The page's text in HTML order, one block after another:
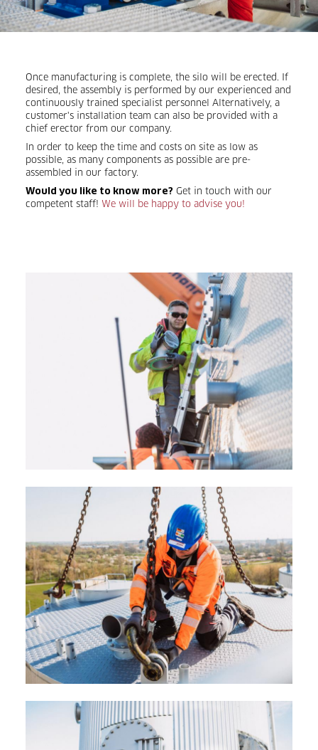
Once manufacturing is complete, the silo will be erected. If
desired, the assembly is performed by our experienced and
continuously trained specialist personnel Alternatively, a
customer's installation team can also be provided with a
chief erector from our company.
In order to keep the time and costs on site as low as
possible, as many components as possible are pre-
assembled in our factory.
Would you like to know more? Get in touch with our
competent staff! We will be happy to advise you!